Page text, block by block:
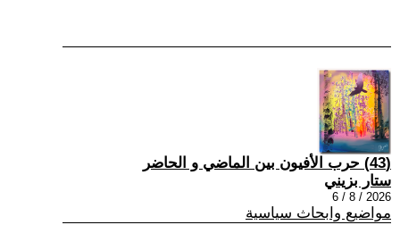
(43) حرب الأفيون بين الماضي و الحاضر
ستار بزيني
2026 / 8 / 6
مواضيع وابحاث سياسية